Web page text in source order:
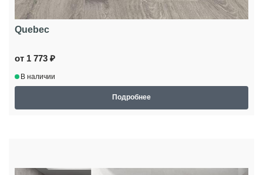
Quebec
от 1 773 ₽
В наличии
Подробнее